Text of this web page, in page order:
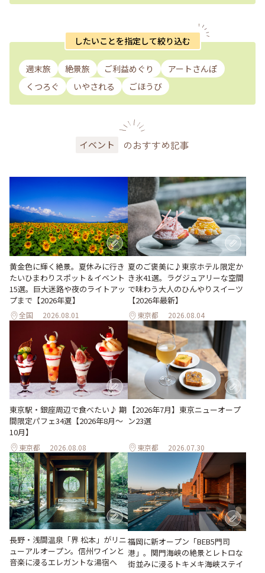
したいことを指定して絞り込む
週末旅 絶景旅 ご利益めぐり
アートさんぽ
くつろぐ
いやされる ごほうび
イベント のおすすめ記事
黄金色に輝く絶景。夏休みに行き
たいひまわりスポット＆イベント
15選。巨大迷路や夜のライトアッ
プまで【2026年夏】
全国 2026.08.01
夏のご褒美に♪東京ホテル限定か
き氷41選。ラグジュアリーな空間
で味わう大人のひんやりスイーツ
【2026年最新】
東京都 2026.08.04
東京駅・銀座周辺で食べたい♪ 期
間限定パフェ34選【2026年8月～
10月】
東京都 2026.08.08
【2026年7月】東京ニューオープ
ン23選
東京都 2026.07.30
長野・浅間温泉「界 松本」がリニ
ューアルオープン。信州ワインと
音楽に浸るエレガントな湯宿へ
福岡に新オープン「BEB5門司
港」。関門海峡の絶景とレトロな
街並みに浸るトキメキ海峡ステイ